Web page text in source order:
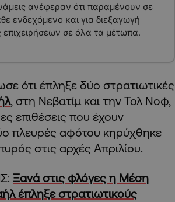
ανέφεραν ότι παραμένουν σε
ενδεχόμενο και για διεξαγωγή
επιχειρήσεων σε όλα τα μέτωπα.
ότι έπληξε δύο στρατιωτικές
, στη Νεβατίμ και την Τολ Νοφ,
επιθέσεις που έχουν
πλευρές αφότου κηρύχθηκε
στις αρχές Απριλίου.
Ξανά στις φλόγες η Μέση
έπληξε στρατιωτικούς